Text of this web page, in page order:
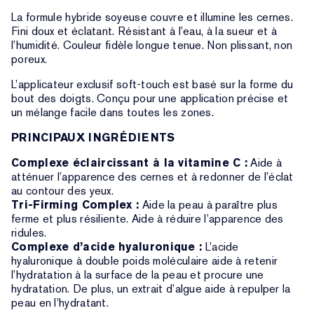
La formule hybride soyeuse couvre et illumine les cernes.
Fini doux et éclatant. Résistant à l’eau, à la sueur et à
l’humidité. Couleur fidèle longue tenue. Non plissant, non
poreux.
L’applicateur exclusif soft-touch est basé sur la forme du
bout des doigts. Conçu pour une application précise et
un mélange facile dans toutes les zones.
PRINCIPAUX INGRÉDIENTS
Complexe éclaircissant à la vitamine C :Aide à
atténuer l’apparence des cernes et à redonner de l’éclat
au contour des yeux.
Tri-Firming Complex : Aide la peau à paraître plus
ferme et plus résiliente. Aide à réduire l’apparence des
ridules.
Complexe d’acide hyaluronique : L’acide
hyaluronique à double poids moléculaire aide à retenir
l’hydratation à la surface de la peau et procure une
hydratation. De plus, un extrait d’algue aide à repulper la
peau en l’hydratant.